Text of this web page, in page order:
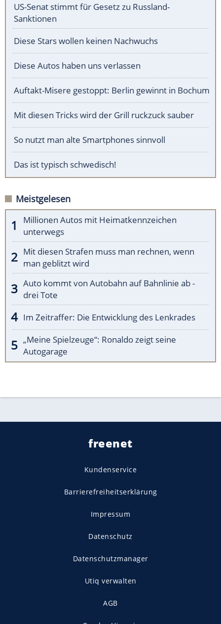
US-Senat stimmt für Gesetz zu Russland-
Sanktionen
Diese Stars wollen keinen Nachwuchs
Diese Autos haben uns verlassen
Auftakt-Misere gestoppt: Berlin gewinnt in Bochum
Mit diesen Tricks wird der Grill ruckzuck sauber
So nutzt man alte Smartphones sinnvoll
Das ist typisch schwedisch!
Meistgelesen
Millionen Autos mit Heimatkennzeichen
unterwegs
Mit diesen Strafen muss man rechnen, wenn
man geblitzt wird
Auto kommt von Autobahn auf Bahnlinie ab -
drei Tote
Im Zeitraffer: Die Entwicklung des Lenkrades
„Meine Spielzeuge“: Ronaldo zeigt seine
Autogarage
freenet
Kundenservice
Barrierefreiheitserklärung
Impressum
Datenschutz
Datenschutzmanager
Utiq verwalten
AGB